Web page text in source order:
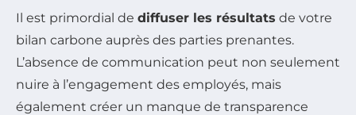
Il est primordial de diffuser les résultats de votre
bilan carbone auprès des parties prenantes.
L’absence de communication peut non seulement
nuire à l’engagement des employés, mais
également créer un manque de transparence